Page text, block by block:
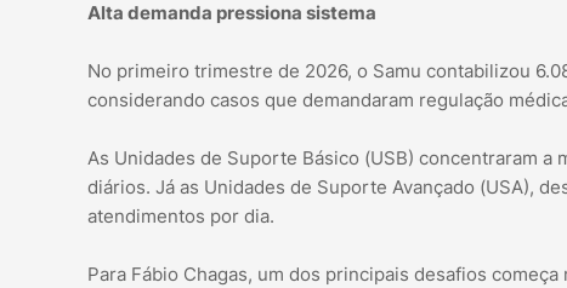
Alta demanda pressiona sistema
No primeiro trimestre de 2026, o Samu contabilizou
considerando casos que demandaram regulação
As Unidades de Suporte Básico (USB) concentraram
diários. Já as Unidades de Suporte Avançado (USA),
atendimentos por dia.
Para Fábio Chagas, um dos principais desafios